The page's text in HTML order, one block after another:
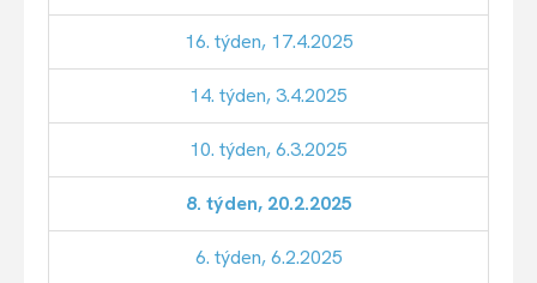
16. týden, 17.4.2025
14. týden, 3.4.2025
10. týden, 6.3.2025
8. týden, 20.2.2025
6. týden, 6.2.2025